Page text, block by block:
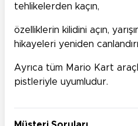
tehlikelerden kaçın,
özelliklerin kilidini açın,
hikayeleri yeniden
Ayrıca tüm Mario Kart
pistleriyle uyumludur.